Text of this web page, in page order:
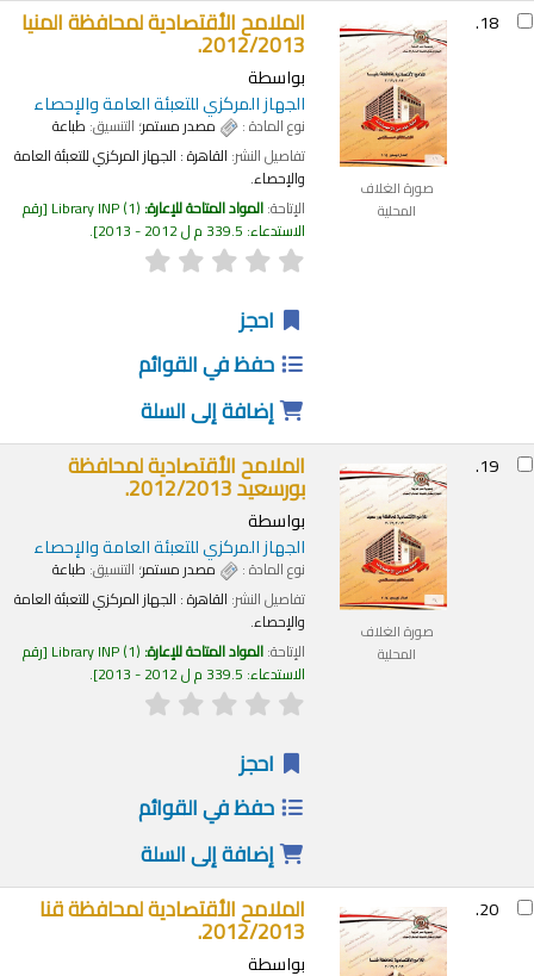
18.
صورة الغلاف
المحلية
الملامح الأقتصادية لمحافظة المنيا
2012/2013.
بواسطة
الجهاز المركزي للتعبئة العامة والإحصاء
نوع المادة : مصدر مستمر؛ التنسيق:طباعة
تفاصيل النشر:القاهرة : الجهاز المركزي للتعبئة العامة
والإحصاء.
الإتاحة:المواد المتاحة للإعارة: Library INP(1)
رقم
الاستدعاء:339.5 م ل 2012 - 2013 .
احجز
حفظ في القوائم
إضافة إلى السلة
19.
صورة الغلاف
المحلية
الملامح الأقتصادية لمحافظة
بورسعيد 2012/2013.
بواسطة
الجهاز المركزي للتعبئة العامة والإحصاء
نوع المادة : مصدر مستمر؛ التنسيق:طباعة
تفاصيل النشر:القاهرة : الجهاز المركزي للتعبئة العامة
والإحصاء.
الإتاحة:المواد المتاحة للإعارة: Library INP(1)
رقم
الاستدعاء:339.5 م ل 2012 - 2013 .
احجز
حفظ في القوائم
إضافة إلى السلة
20. الملامح الأقتصادية لمحافظة قنا
2012/2013.
بواسطة